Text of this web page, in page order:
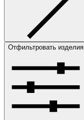
Отфильтровать изделия